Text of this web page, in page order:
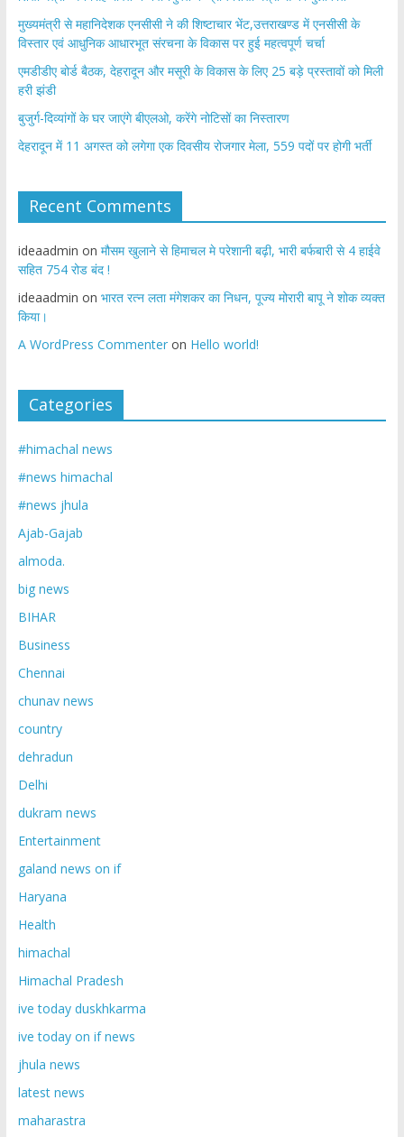
मुख्यमंत्री से महानिदेशक एनसीसी ने की शिष्टाचार भेंट,उत्तराखण्ड में एनसीसी के
विस्तार एवं आधुनिक आधारभूत संरचना के विकास पर हुई महत्वपूर्ण चर्चा
एमडीडीए बोर्ड बैठक, देहरादून और मसूरी के विकास के लिए 25 बड़े प्रस्तावों को मिली
हरी झंडी
बुजुर्ग-दिव्यांगों के घर जाएंगे बीएलओ, करेंगे नोटिसों का निस्तारण
​देहरादून में 11 अगस्त को लगेगा एक दिवसीय रोजगार मेला, 559 पदों पर होगी भर्ती
Recent Comments
ideaadmin on मौसम खुलाने से हिमाचल मे परेशानी बढ़ी, भारी बर्फबारी से 4 हाईवे
सहित 754 रोड बंद !
ideaadmin on भारत रत्न लता मंगेशकर का निधन, पूज्य मोरारी बापू ने शोक व्यक्त
किया।
A WordPress Commenteron Hello world!
Categories
#himachal news
#news himachal
#news jhula
Ajab-Gajab
almoda.
big news
BIHAR
Business
Chennai
chunav news
country
dehradun
Delhi
dukram news
Entertainment
galand news on if
Haryana
Health
himachal
Himachal Pradesh
ive today duskhkarma
ive today on if news
jhula news
latest news
maharastra